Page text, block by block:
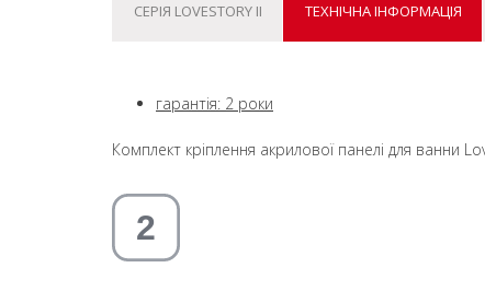
СЕРІЯ LOVESTORY II ТЕХНІЧНА ІНФОРМАЦІЯ
гарантія: 2 роки
Комплект кріплення акрилової панелі для ванни